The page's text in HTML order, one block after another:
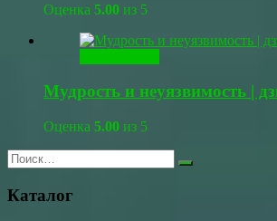
Оценка 5.00 из 5
Мудрость и неуязвимость |
Оценка 5.00 из 5
Каталог